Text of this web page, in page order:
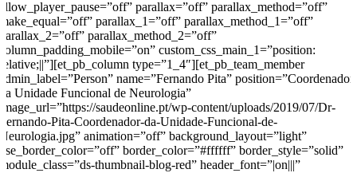
allow_player_pause=”off” parallax=”off” parallax_method=”off”
make_equal=”off” parallax_1=”off” parallax_method_1=”off”
parallax_2=”off” parallax_method_2=”off”
column_padding_mobile=”on” custom_css_main_1=”position:
relative;||”][et_pb_column type=”1_4″][et_pb_team_member
admin_label=”Person” name=”Fernando Pita” position=”Coordenador
da Unidade Funcional de Neurologia”
image_url=”https://saudeonline.pt/wp-content/uploads/2019/07/Dr-
Fernando-Pita-Coordenador-da-Unidade-Funcional-de-
Neurologia.jpg” animation=”off” background_layout=”light”
use_border_color=”off” border_color=”#ffffff” border_style=”solid”
module_class=”ds-thumbnail-blog-red” header_font=”|on|||”